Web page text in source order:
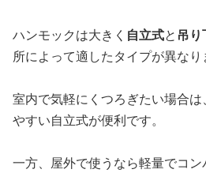
ハンモックは大きく 自立式と 吊
所によって適したタイプが異なり
室内で気軽にくつろぎたい場合
やすい自立式が便利です。
一方、屋外で使うなら軽量でコ